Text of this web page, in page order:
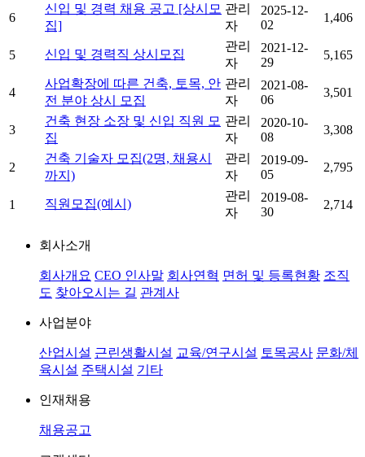
6
신입 및 경력 채용 공고 [상시모
집]
관리
자
2025-12-
02
1,406
5 신입 및 경력직 상시모집
관리
자
2021-12-
29
5,165
4
사업확장에 따른 건축, 토목, 안
전 분야 상시 모집
관리
자
2021-08-
06
3,501
3
건축 현장 소장 및 신입 직원 모
집
관리
자
2020-10-
08
3,308
2
건축 기술자 모집(2명, 채용시
까지)
관리
자
2019-09-
05
2,795
1 직원모집(예시)
관리
자
2019-08-
30
2,714
회사소개
회사개요 CEO 인사말 회사연혁 면허 및 등록현황 조직
도 찾아오시는 길 관계사
사업분야
산업시설 근린생활시설 교육/연구시설 토목공사 문화/체
육시설 주택시설 기타
인재채용
채용공고